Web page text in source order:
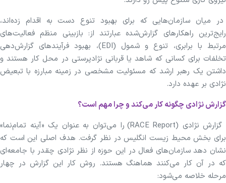
در میان سازمان‌هایی که برای بهبود تنوع دست به اقدام زده‌اند،
رایج‌ترین راهکارهای گزارش‌شده عبارتند از: بازبینی منظم فعالیت‌های
مرتبط با برابری، تنوع و شمول (EDI)، بهبود فرآیندهای گزارش‌دهی
تخلفات برای کسانی که شاهد یا قربانی نژادپرستی در محل کار هستند و
داشتن یک رهبر ارشد که مسئولیت مشخصی در زمینه مبارزه با تبعیض
نژادی بر عهده دارد.
گزارش نژادی چگونه کار می‌کند و چرا مهم است؟
گزارش نژادی (RACE Report) را می‌توان به عنوان یک «آینه تمام‌نما»
برای بخش محیط زیست انگلیس در نظر گرفت. هدف اصلی این است که
نشان دهد سازمان‌های فعال در این حوزه از نظر نژادی چقدر با جامعه‌ای
که در آن کار می‌کنند هماهنگ هستند. روش کار این گزارش در چهار
مرحله خلاصه می‌شود: